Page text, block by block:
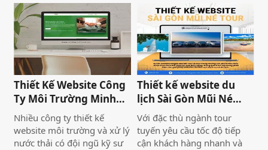
cao cấp tại địa chỉ
saigonadventure.com. Dự
án không chỉ giúp SaiGon
Adventure khẳng định vị
thế dẫn đầu trong mảng
tour trải nghiệm Sài Gòn &
Việt Nam mà còn là minh
chứng cho năng lực công
nghệ và tư duy UX/UI hiện
đại từ Biển Vàng.
dung đều trở nên vô nghĩa.
Vấn đề không nằm ở nội
dung hay thiếu ngân sách
quảng cáo — mà nằm ngay
ở nền tảng: website chưa
được thiết kế chuẩn SEO
2026 từ đầu.
Thiết Kế Website Công
Ty Môi Trường Minh
Đạt - Lâm Đồng
Nhiều công ty thiết kế
website môi trường và xử lý
nước thải có đội ngũ kỹ sư
Thiết kế website du
lịch Sài Gòn Mũi Né
Tour
Với đặc thù ngành tour
tuyến yêu cầu tốc độ tiếp
cận khách hàng nhanh và